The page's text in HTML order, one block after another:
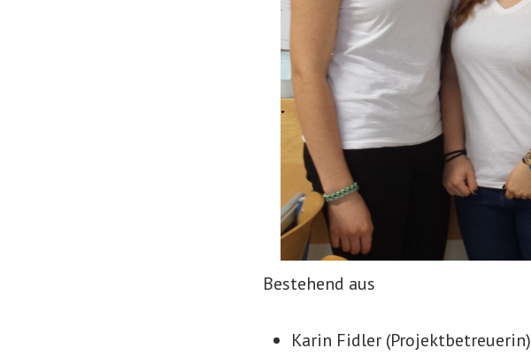
Bestehend aus
Karin Fidler (Projektbetreuerin)